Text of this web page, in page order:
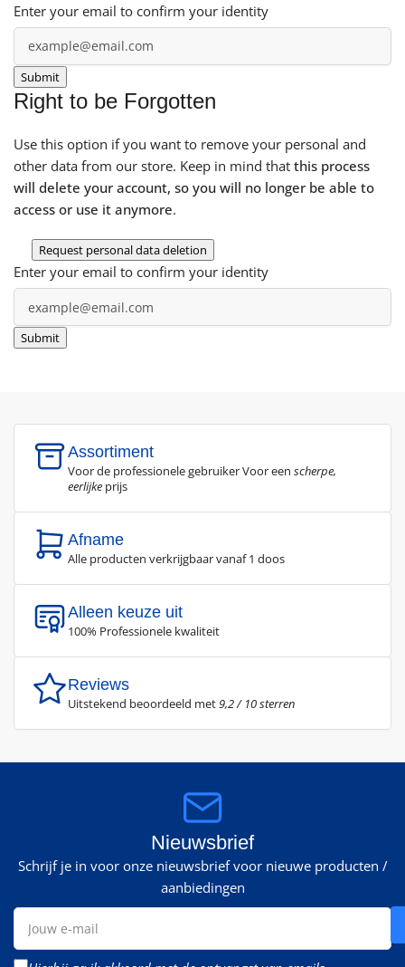
Enter your email to confirm your identity
Right to be Forgotten
Use this option if you want to remove your personal and
other data from our store. Keep in mind that this process
will delete your account, so you will no longer be able to
access or use it anymore.
Request personal data deletion
Enter your email to confirm your identity
Assortiment
Voor de professionele gebruiker Voor een scherpe,
eerlijke prijs
Afname
Alle producten verkrijgbaar vanaf 1 doos
Alleen keuze uit
100% Professionele kwaliteit
Reviews
Uitstekend beoordeeld met9,2 / 10 sterren
Nieuwsbrief
Schrijf je in voor onze nieuwsbrief voor nieuwe producten /
aanbiedingen
Jouw
mail